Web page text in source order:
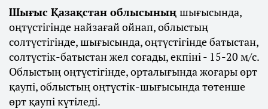
Шығыс Қазақстан облысының шығысында,
оңтүстігінде найзағай ойнап, облыстың
солтүстігінде, шығысында, оңтүстігінде батыстан,
солтүстік-батыстан жел соғады, екпіні - 15-20 м/с.
Облыстың оңтүстігінде, орталығында жоғары өрт
қаупі, облыстың оңтүстік-шығысында төтенше
өрт қаупі күтіледі.